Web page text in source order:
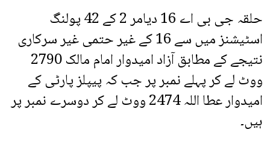
حلقہ جی بی اے 16 دیامر 2 کے 42 پولنگ
اسٹیشنز میں سے 16 کے غیر حتمی غیر سرکاری
نتیجے کے مطابق آزاد امیدوار امام مالک 2790
ووٹ لے کر پہلے نمبر پر جب کہ پیپلز پارٹی کے
امیدوار عطا اللہ 2474 ووٹ لے کر دوسرے نمبر پر
ہیں۔